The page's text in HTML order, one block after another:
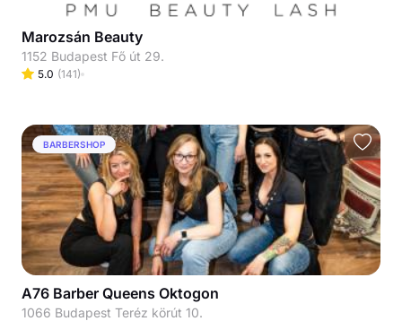
Marozsán Beauty
1152 Budapest Fő út 29.
5.0 (141)
BARBERSHOP
A76 Barber Queens Oktogon
1066 Budapest Teréz körút 10.